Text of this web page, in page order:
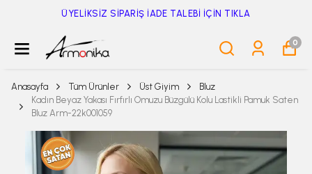
ÜYELİKSİZ SİPARİŞ İADE TALEBİ İÇİN TIKLA
0
Anasayfa Tüm Ürünler Üst Giyim
Bluz
Kadın Beyaz Yakası Fırfırlı Omuzu Büzgülü Kolu Lastikli Pamuk Saten
Bluz Arm-22k001059